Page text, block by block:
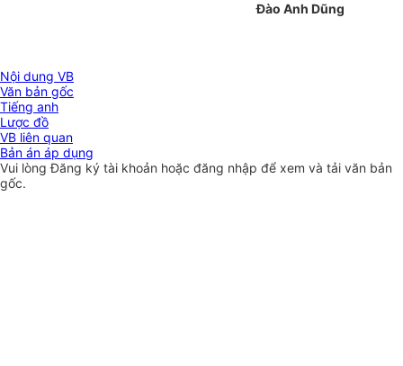
Đào Anh Dũng
Nội dung VB
Văn bản gốc
Tiếng anh
Lược đồ
VB liên quan
Bản án áp dụng
Vui lòngĐăng ký tài khoản hoặc đăng nhập để xem và tải văn bản
gốc.